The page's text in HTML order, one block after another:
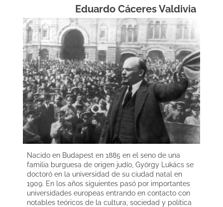
Eduardo Cáceres Valdivia
Nacido en Budapest en 1885 en el seno de una
familia burguesa de origen judío, György Lukács se
doctoró en la universidad de su ciudad natal en
1909. En los años siguientes pasó por importantes
universidades europeas entrando en contacto con
notables teóricos de la cultura, sociedad y política